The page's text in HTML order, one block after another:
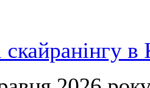
скайранінгу в